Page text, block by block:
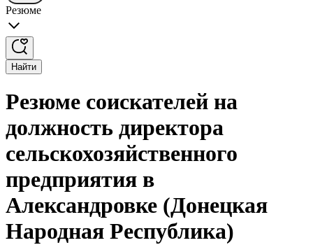
Резюме
Найти
Резюме соискателей на
должность директора
сельскохозяйственного
предприятия в
Александровке (Донецкая
Народная Республика)